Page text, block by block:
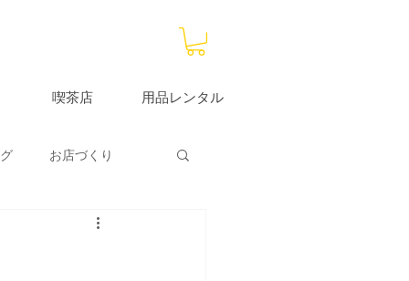
喫茶店 用品レンタル
お店づくり
大分サブストア